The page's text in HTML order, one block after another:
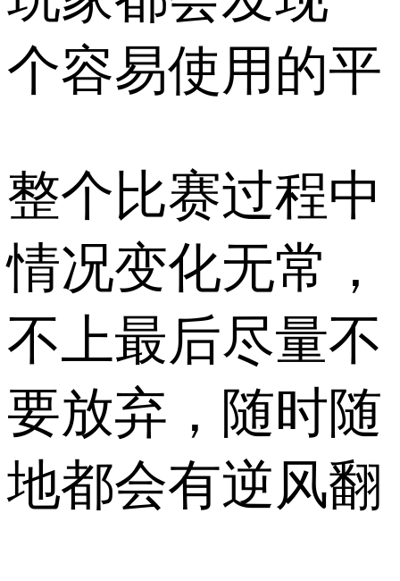
个容易使用的平
整个比赛过程中
情况变化无常，
不上最后尽量不
要放弃，随时随
地都会有逆风翻